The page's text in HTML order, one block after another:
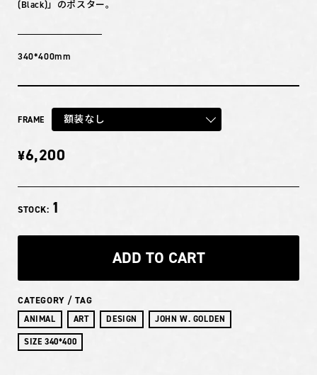
(Black)」のポスター。
340*400mm
FRAME 額装なし
¥6,200
STOCK: 1
ADD TO CART
CATEGORY / TAG
ANIMAL ART DESIGN
JOHN W. GOLDEN
SIZE 340*400